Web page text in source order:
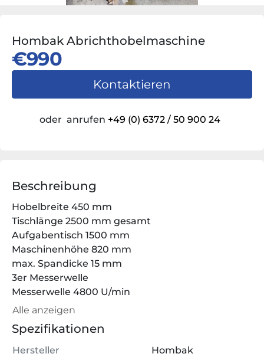
Hombak Abrichthobelmaschine
€990
Kontaktieren
oder anrufen +49 (0) 6372 / 50 900 24
Beschreibung
Hobelbreite 450 mm
Tischlänge 2500 mm gesamt
Aufgabentisch 1500 mm
Maschinenhöhe 820 mm
max. Spandicke 15 mm
3er Messerwelle
Messerwelle 4800 U/min
Motorleistung 4 PS
Alle anzeigen
Spezifikationen
Hersteller
Hombak